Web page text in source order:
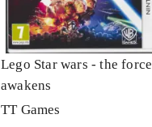
Lego Star wars - the force
awakens
TT Games